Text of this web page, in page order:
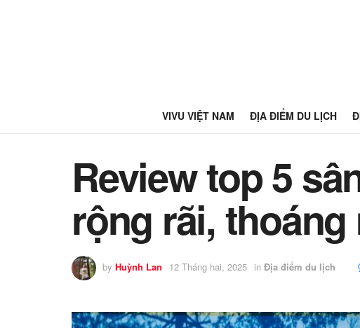
VIVU VIỆT NAM ĐỊA ĐIỂM DU LỊCH
Review top 5
rộng rãi, thoáng
by Huỳnh Lan 12 Tháng hai, 2025 in Địa điểm du lịch